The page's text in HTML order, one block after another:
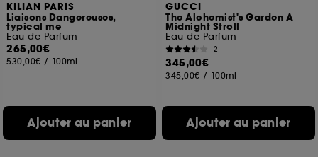
KILIAN PARIS
Liaisons Dangereuses,
typical me
Eau de Parfum
265,00€
530,00€ / 100ml
Ajouter au panier
GUCCI
The Alchemist's Garden A
Midnight Stroll
Eau de Parfum
2
345,00€
345,00€ / 100ml
Ajouter au panier